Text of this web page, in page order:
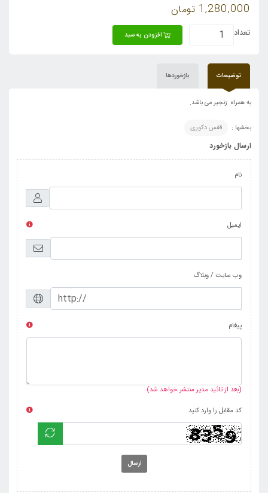
1,280,000 تومان
تعداد افزودن به سبد
توضیحات بازخوردها
به همراه زنجیر می باشد.
بخشها : قفس دکوری
ارسال بازخورد
نام
ایمیل
وب سایت / وبلاگ
پیغام
(بعد از تائید مدیر منتشر خواهد شد)
کد مقابل را وارد کنید
ارسال